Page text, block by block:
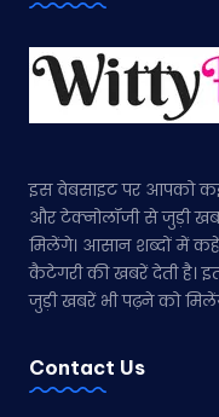
इस वेबसाइट पर आपको
और टेक्नोलॉजी से जुड़ी
मिलेंगे। आसान शब्दों में
कैटेगरी की खबरें देती है।
जुड़ी खबरें भी पढ़ने को
Contact Us